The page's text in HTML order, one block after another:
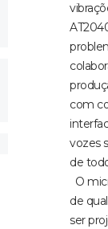
com
vozes
de
O
de
ser